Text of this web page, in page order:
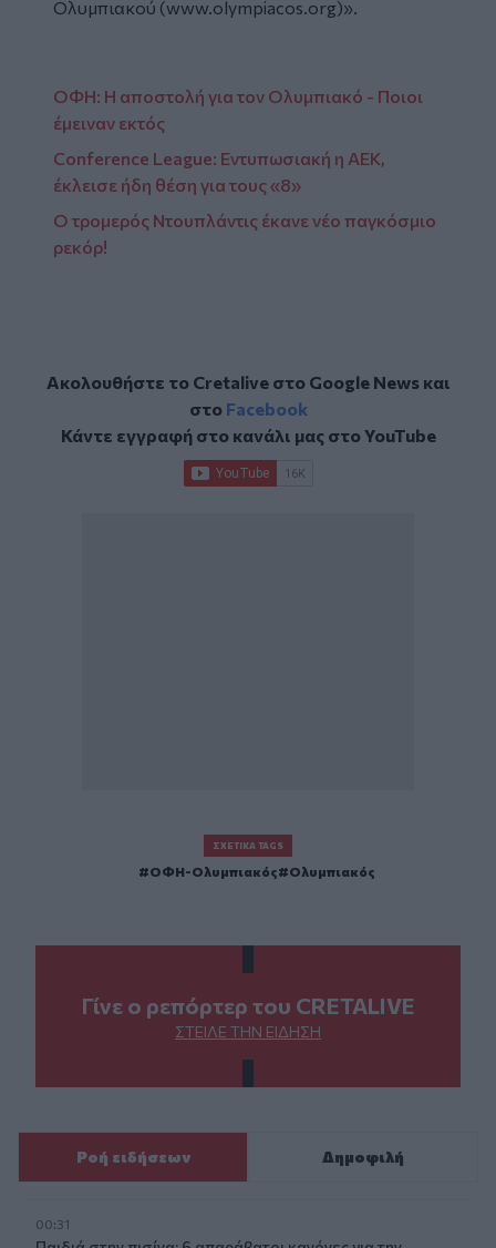
Ολυμπιακού (www.olympiacos.org)».
ΟΦΗ: Η αποστολή για τον Ολυμπιακό - Ποιοι
έμειναν εκτός
Conference League: Εντυπωσιακή η ΑΕΚ,
έκλεισε ήδη θέση για τους «8»
Ο τρομερός Ντουπλάντις έκανε νέο παγκόσμιο
ρεκόρ!
Ακολουθήστε το Cretalive στο Google Newsκαι
στο Facebook
Κάντε εγγραφή στο κανάλι μας στοYouTube
ΣΧΕΤΙΚΆ TAGS
ΟΦΗ-Ολυμπιακός Ολυμπιακός
Γίνε ο ρεπόρτερ του CRETALIVE
ΣΤΕΊΛΕ ΤΗΝ ΕΊΔΗΣΗ
Ροή ειδήσεων Δημοφιλή
00:31